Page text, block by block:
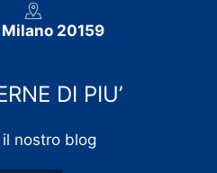
20159
DI PIU’
nostro blog